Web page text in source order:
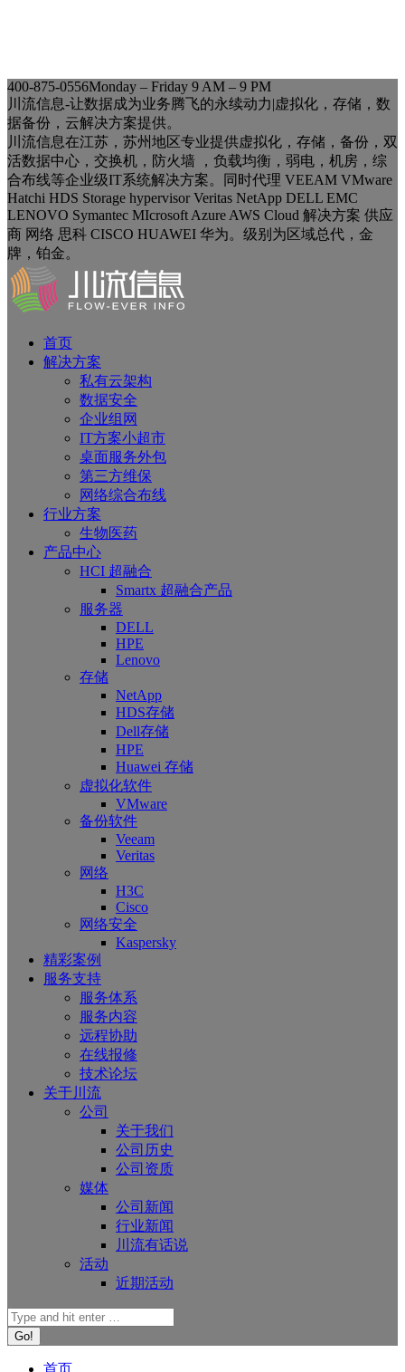
400-875-0556Monday – Friday 9 AM – 9 PM
川流信息-让数据成为业务腾飞的永续动力|虚拟化，存储，数
据备份，云解决方案提供。
川流信息在江苏，苏州地区专业提供虚拟化，存储，备份，双
活数据中心，交换机，防火墙 ，负载均衡，弱电，机房，综
合布线等企业级IT系统解决方案。同时代理 VEEAM VMware
Hatchi HDS Storage hypervisor Veritas NetApp DELL EMC
LENOVO Symantec MIcrosoft Azure AWS Cloud 解决方案 供应
商 网络 思科 CISCO HUAWEI 华为。级别为区域总代，金
牌，铂金。
首页
解决方案
私有云架构
数据安全
企业组网
IT方案小超市
桌面服务外包
第三方维保
网络综合布线
行业方案
生物医药
产品中心
HCI 超融合
Smartx 超融合产品
服务器
DELL
HPE
Lenovo
存储
NetApp
HDS存储
Dell存储
HPE
Huawei 存储
虚拟化软件
VMware
备份软件
Veeam
Veritas
网络
H3C
Cisco
网络安全
Kaspersky
精彩案例
服务支持
服务体系
服务内容
远程协助
在线报修
技术论坛
关于川流
公司
关于我们
公司历史
公司资质
媒体
公司新闻
行业新闻
川流有话说
活动
近期活动
首页